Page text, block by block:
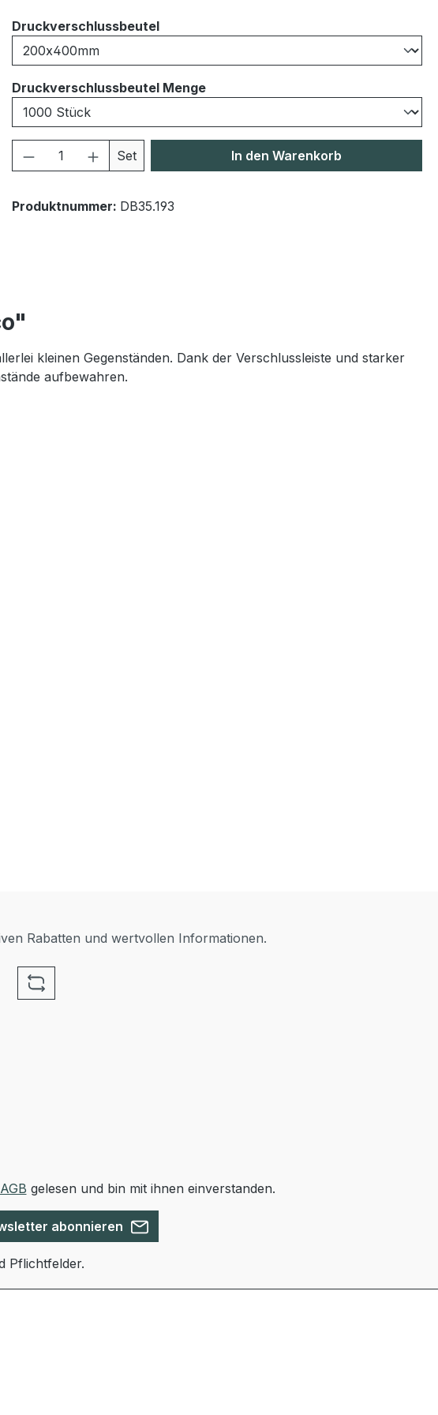
Druckverschlussbeutelauswählen
Druckverschlussbeutel Mengeauswählen
Produkt Anzahl: Gib den gewünschten Wert
Set In den Warenkorb
Produktnummer: DB35.193
kleinen Gegenständen. Dank der Verschlussleiste und starker
aufbewahren.
Rabatten und wertvollen Informationen.
AGB gelesen und bin mit ihnen einverstanden.
abonnieren
Pflichtfelder.